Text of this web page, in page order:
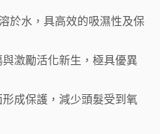
於水，具高效的吸濕性及保
激勵活化新生，極具優異
成保護，減少頭髮受到氧